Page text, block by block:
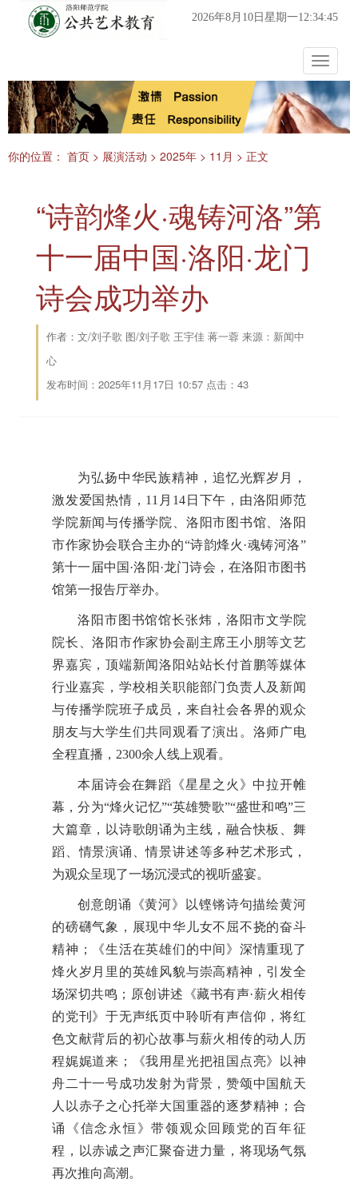
2026年8月10日星期一12:34:46
Toggle
你的位置： 首页 > 展演活动 > 2025年 > 11月 > 正文
“诗韵烽火·魂铸河洛”第
十一届中国·洛阳·龙门
诗会成功举办
作者：文/刘子歌 图/刘子歌 王宇佳 蒋一蓉 来源：新闻中
心
发布时间：2025年11月17日 10:57 点击： 43
为弘扬中华民族精神，追忆光辉岁月，
激发爱国热情，11月14日下午，由洛阳师范
学院新闻与传播学院、洛阳市图书馆、洛阳
市作家协会联合主办的“诗韵烽火·魂铸河洛”
第十一届中国·洛阳·龙门诗会，在洛阳市图书
馆第一报告厅举办。
洛阳市图书馆馆长张炜，洛阳市文学院
院长、洛阳市作家协会副主席王小朋等文艺
界嘉宾，顶端新闻洛阳站站长付首鹏等媒体
行业嘉宾，学校相关职能部门负责人及新闻
与传播学院班子成员，来自社会各界的观众
朋友与大学生们共同观看了演出。洛师广电
全程直播，2300余人线上观看。
本届诗会在舞蹈《星星之火》中拉开帷
幕，分为“烽火记忆”“英雄赞歌”“盛世和鸣”三
大篇章，以诗歌朗诵为主线，融合快板、舞
蹈、情景演诵、情景讲述等多种艺术形式，
为观众呈现了一场沉浸式的视听盛宴。
创意朗诵《黄河》以铿锵诗句描绘黄河
的磅礴气象，展现中华儿女不屈不挠的奋斗
精神；《生活在英雄们的中间》深情重现了
烽火岁月里的英雄风貌与崇高精神，引发全
场深切共鸣；原创讲述《藏书有声·薪火相传
的党刊》于无声纸页中聆听有声信仰，将红
色文献背后的初心故事与薪火相传的动人历
程娓娓道来；《我用星光把祖国点亮》以神
舟二十一号成功发射为背景，赞颂中国航天
人以赤子之心托举大国重器的逐梦精神；合
诵《信念永恒》带领观众回顾党的百年征
程，以赤诚之声汇聚奋进力量，将现场气氛
再次推向高潮。